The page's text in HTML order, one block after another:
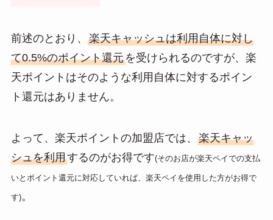
前述のとおり、 楽天キャッシュは利用自体に対し
て0.5%のポイント還元を受けられるのですが、楽
天ポイントはそのような利用自体に対するポイン
ト還元はありません。
よって、楽天ポイントの加盟店では、 楽天キャッ
シュを利用するのがお得です(そのお店が楽天ペイでの支払
いとポイント還元に対応していれば、楽天ペイを使用した方がお得で
す)。